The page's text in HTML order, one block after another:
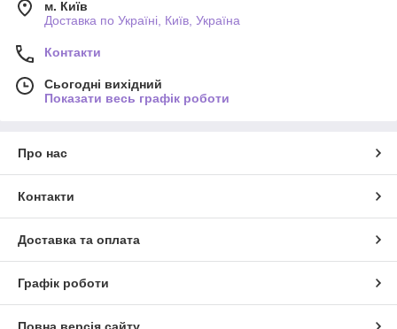
м. Київ
Доставка по Україні, Київ, Україна
Контакти
Сьогодні вихідний
Показати весь графік роботи
Про нас
Контакти
Доставка та оплата
Графік роботи